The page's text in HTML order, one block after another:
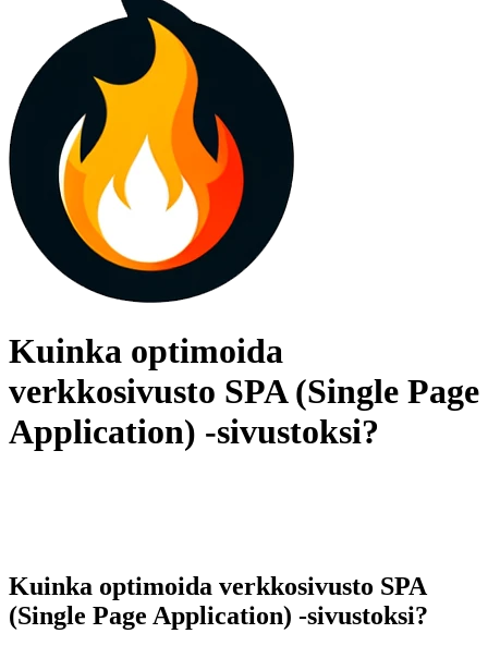
Kuinka optimoida
verkkosivusto SPA (Single Page
Application) -sivustoksi?
Kuinka optimoida verkkosivusto SPA
(Single Page Application) -sivustoksi?